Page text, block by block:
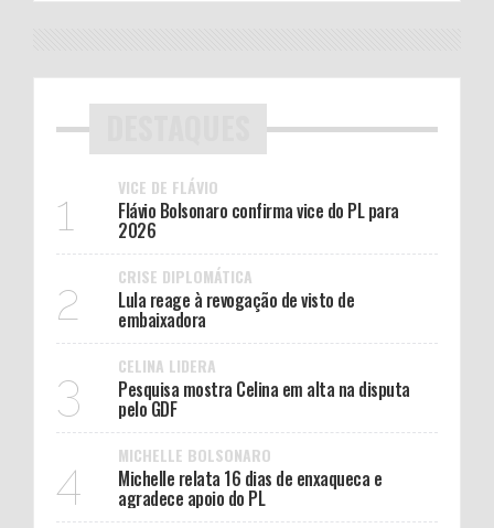
1 VICE DE FLÁVIO
Flávio Bolsonaro confirma vice do PL para
2026
2 CRISE DIPLOMÁTICA
Lula reage à revogação de visto de
embaixadora
3 CELINA LIDERA
Pesquisa mostra Celina em alta na disputa
pelo GDF
4 MICHELLE BOLSONARO
Michelle relata 16 dias de enxaqueca e
agradece apoio do PL